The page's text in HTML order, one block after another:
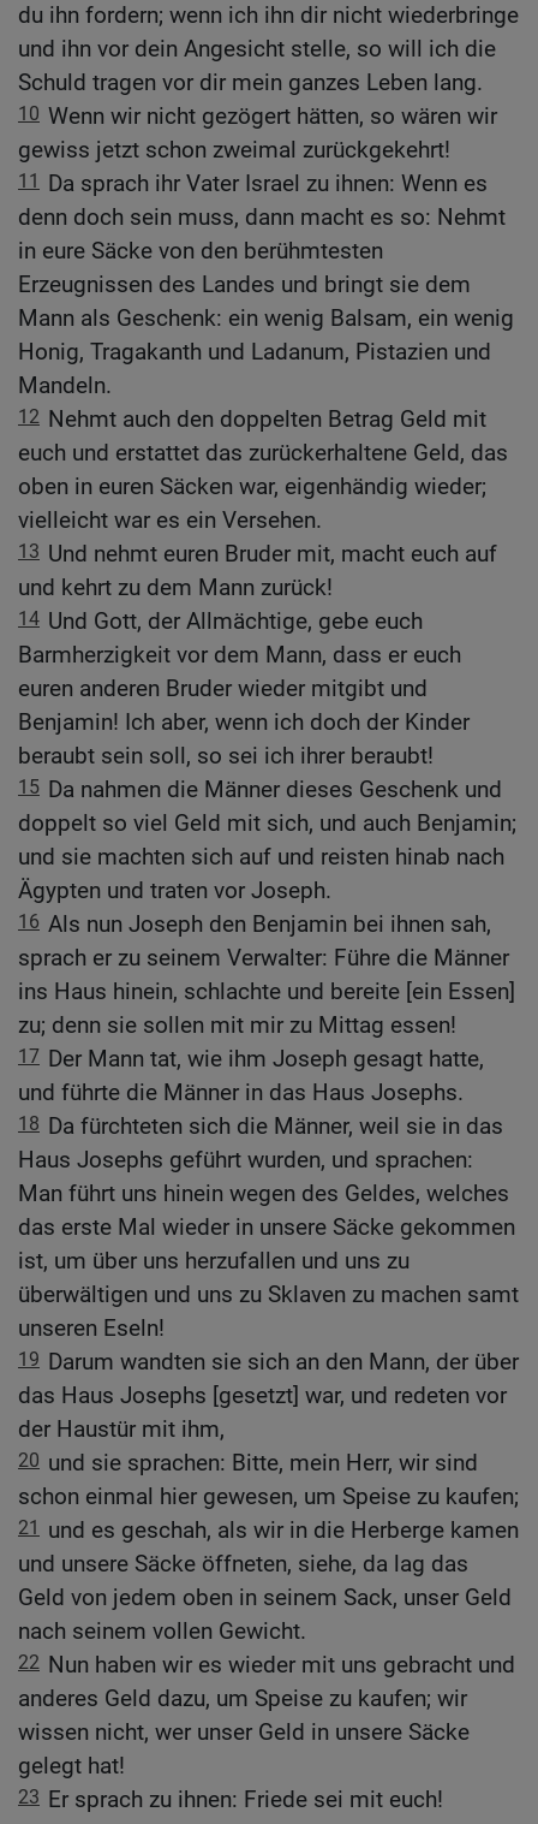
du ihn fordern; wenn ich ihn dir nicht wiederbringe
und ihn vor dein Angesicht stelle, so will ich die
Schuld tragen vor dir mein ganzes Leben lang.
10 Wenn wir nicht gezögert hätten, so wären wir
gewiss jetzt schon zweimal zurückgekehrt!
11
Da sprach ihr Vater Israel zu ihnen: Wenn es
denn doch sein muss, dann macht es so: Nehmt
in eure Säcke von den berühmtesten
Erzeugnissen des Landes und bringt sie dem
Mann als Geschenk: ein wenig Balsam, ein wenig
Honig, Tragakanth und Ladanum, Pistazien und
Mandeln.
12 Nehmt auch den doppelten Betrag Geld mit
euch und erstattet das zurückerhaltene Geld, das
oben in euren Säcken war, eigenhändig wieder;
vielleicht war es ein Versehen.
13 Und nehmt euren Bruder mit, macht euch auf
und kehrt zu dem Mann zurück!
14 Und Gott, der Allmächtige, gebe euch
Barmherzigkeit vor dem Mann, dass er euch
euren anderen Bruder wieder mitgibt und
Benjamin! Ich aber, wenn ich doch der Kinder
beraubt sein soll, so sei ich ihrer beraubt!
15 Da nahmen die Männer dieses Geschenk und
doppelt so viel Geld mit sich, und auch Benjamin;
und sie machten sich auf und reisten hinab nach
Ägypten und traten vor Joseph.
16 Als nun Joseph den Benjamin bei ihnen sah,
sprach er zu seinem Verwalter: Führe die Männer
ins Haus hinein, schlachte und bereite [ein Essen]
zu; denn sie sollen mit mir zu Mittag essen!
17 Der Mann tat, wie ihm Joseph gesagt hatte,
und führte die Männer in das Haus Josephs.
18 Da fürchteten sich die Männer, weil sie in das
Haus Josephs geführt wurden, und sprachen:
Man führt uns hinein wegen des Geldes, welches
das erste Mal wieder in unsere Säcke gekommen
ist, um über uns herzufallen und uns zu
überwältigen und uns zu Sklaven zu machen samt
unseren Eseln!
19 Darum wandten sie sich an den Mann, der über
das Haus Josephs [gesetzt] war, und redeten vor
der Haustür mit ihm,
20 und sie sprachen: Bitte, mein Herr, wir sind
schon einmal hier gewesen, um Speise zu kaufen;
21
und es geschah, als wir in die Herberge kamen
und unsere Säcke öffneten, siehe, da lag das
Geld von jedem oben in seinem Sack, unser Geld
nach seinem vollen Gewicht.
22 Nun haben wir es wieder mit uns gebracht und
anderes Geld dazu, um Speise zu kaufen; wir
wissen nicht, wer unser Geld in unsere Säcke
gelegt hat!
23 Er sprach zu ihnen: Friede sei mit euch!